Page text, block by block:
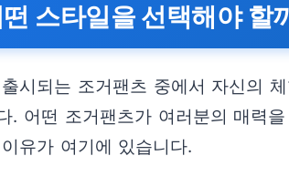
스타일을 선택해야 할
시되는 조거팬츠 중에서 자신의
. 어떤 조거팬츠가 여러분의 매력
유가 여기에 있습니다.